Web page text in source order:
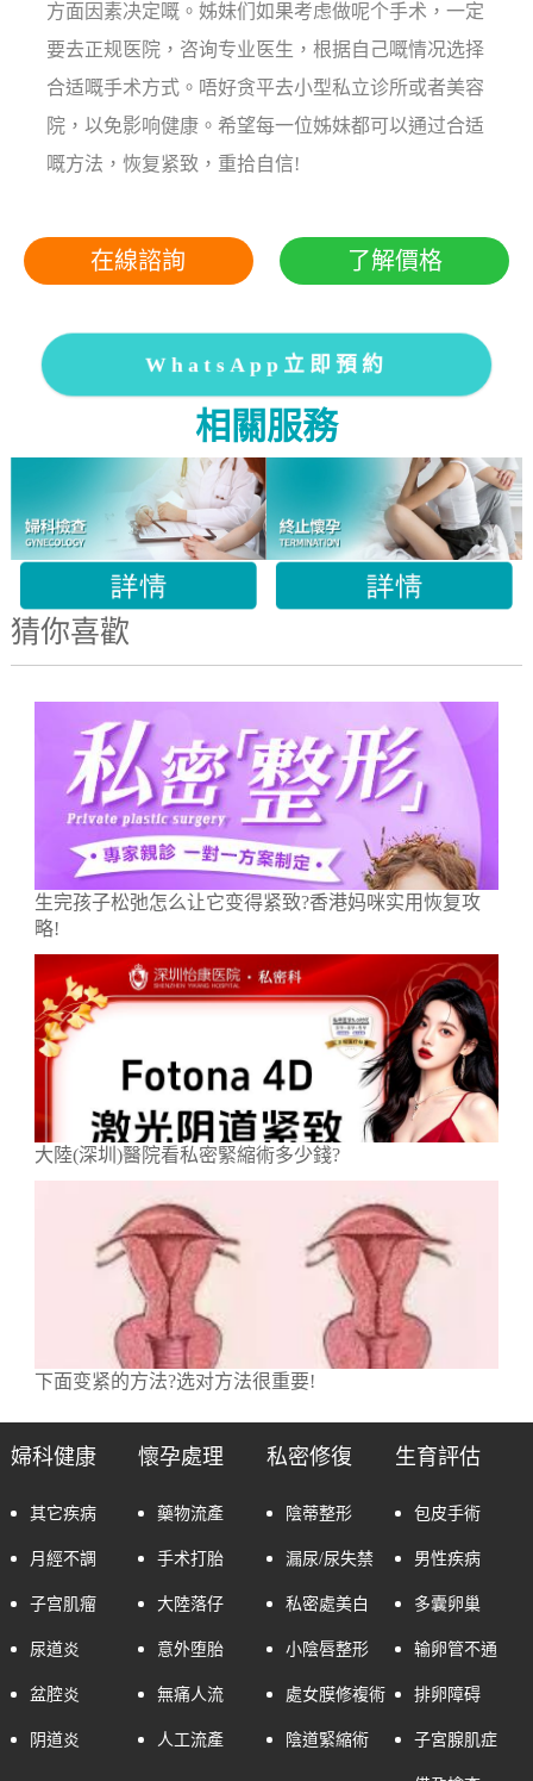
方面因素决定嘅。姊妹们如果考虑做呢个手术，一定
要去正规医院，咨询专业医生，根据自己嘅情况选择
合适嘅手术方式。唔好贪平去小型私立诊所或者美容
院，以免影响健康。希望每一位姊妹都可以通过合适
嘅方法，恢复紧致，重拾自信!
在線諮詢 了解價格
WhatsApp立即預約
相關服務
猜你喜歡
生完孩子松弛怎么让它变得紧致?香港妈咪实用恢复攻
略!
大陸(深圳)醫院看私密緊縮術多少錢?
下面变紧的方法?选对方法很重要!
婦科健康
其它疾病
月經不調
子宫肌瘤
尿道炎
盆腔炎
阴道炎
懷孕處理
藥物流產
手术打胎
大陸落仔
意外堕胎
無痛人流
人工流產
私密修復
陰蒂整形
漏尿/尿失禁
私密處美白
小陰唇整形
處女膜修複術
陰道緊縮術
生育評估
包皮手術
男性疾病
多囊卵巢
输卵管不通
排卵障碍
子宮腺肌症